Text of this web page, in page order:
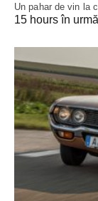
Un pahar de vin la
15 hours în urmă